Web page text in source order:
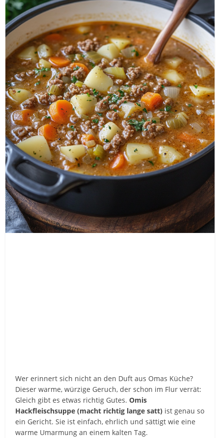
Wer erinnert sich nicht an den Duft aus Omas Küche?
Dieser warme, würzige Geruch, der schon im Flur verrät:
Gleich gibt es etwas richtig Gutes.Omis
Hackfleischsuppe (macht richtig lange satt) ist genau so
ein Gericht. Sie ist einfach, ehrlich und sättigt wie eine
warme Umarmung an einem kalten Tag.